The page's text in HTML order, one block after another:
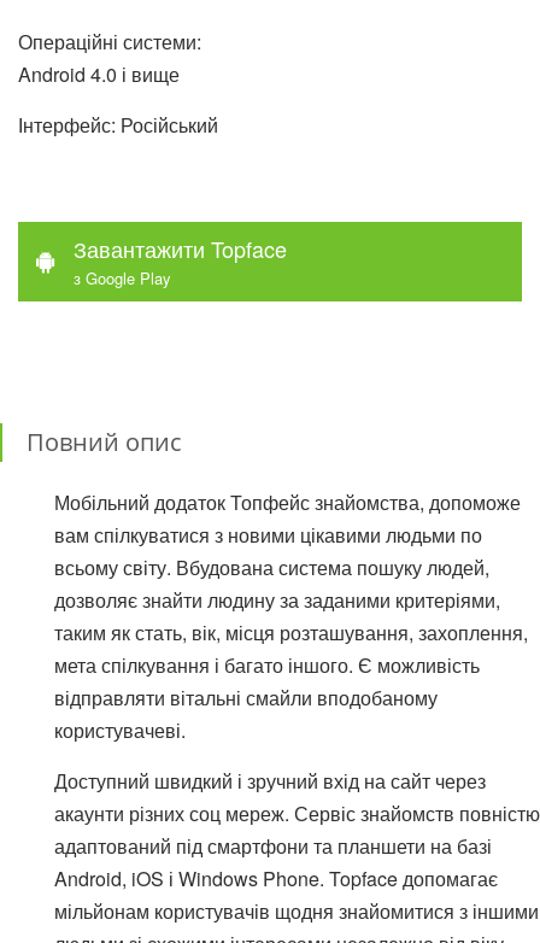
Операційні системи:
Android 4.0 і вище
Інтерфейс: Російський
Завантажити Topface
з Google Play
Повний опис
Мобільний додаток Топфейс знайомства, допоможе
вам спілкуватися з новими цікавими людьми по
всьому світу. Вбудована система пошуку людей,
дозволяє знайти людину за заданими критеріями,
таким як стать, вік, місця розташування, захоплення,
мета спілкування і багато іншого. Є можливість
відправляти вітальні смайли вподобаному
користувачеві.
Доступний швидкий і зручний вхід на сайт через
акаунти різних соц мереж. Сервіс знайомств повністю
адаптований під смартфони та планшети на базі
Android, iOS і Windows Phone. Topface допомагає
мільйонам користувачів щодня знайомитися з іншими